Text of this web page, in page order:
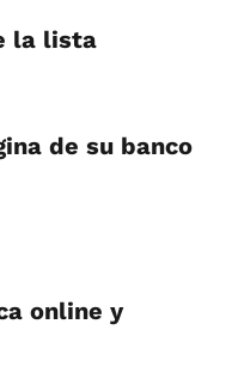
la lista
de su banco
online y